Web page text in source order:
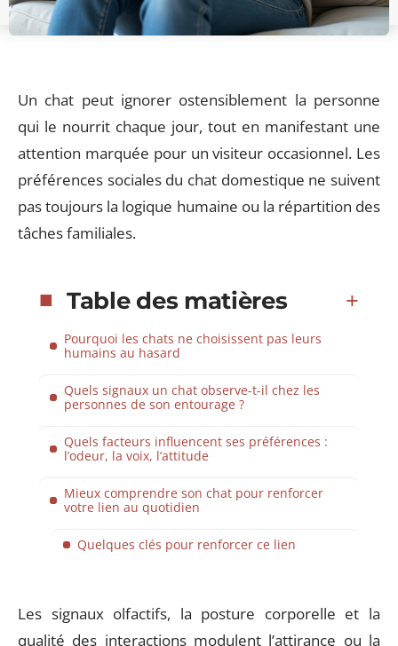
Un chat peut ignorer ostensiblement la personne
qui le nourrit chaque jour, tout en manifestant une
attention marquée pour un visiteur occasionnel. Les
préférences sociales du chat domestique ne suivent
pas toujours la logique humaine ou la répartition des
tâches familiales.
Table des matières
Pourquoi les chats ne choisissent pas leurs
humains au hasard
Quels signaux un chat observe-t-il chez les
personnes de son entourage ?
Quels facteurs influencent ses préférences :
l’odeur, la voix, l’attitude
Mieux comprendre son chat pour renforcer
votre lien au quotidien
Quelques clés pour renforcer ce lien
Les signaux olfactifs, la posture corporelle et la
qualité des interactions modulent l’attirance ou la